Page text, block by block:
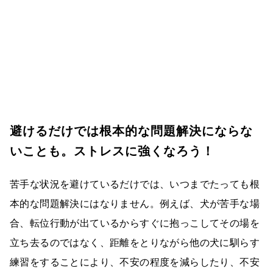
避けるだけでは根本的な問題解決にならな
いことも。ストレスに強くなろう！
苦手な状況を避けているだけでは、いつまでたっても根
本的な問題解決にはなりません。例えば、犬が苦手な場
合、転位行動が出ているからすぐに抱っこしてその場を
立ち去るのではなく、距離をとりながら他の犬に馴らす
練習をすることにより、不安の程度を減らしたり、不安